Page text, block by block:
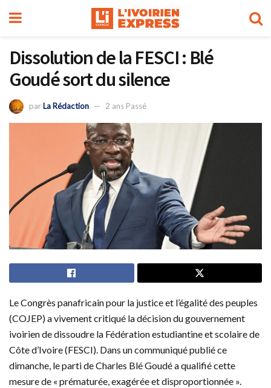
Dissolution de la FESCI : Blé
Goudé sort du silence
parLa Rédaction 2 ans Passé
Le Congrès panafricain pour la justice et l’égalité des peuples
(COJEP) a vivement critiqué la décision du gouvernement
ivoirien de dissoudre la Fédération estudiantine et scolaire de
Côte d’Ivoire (FESCI). Dans un communiqué publié ce
dimanche, le parti de Charles Blé Goudé a qualifié cette
mesure de « prématurée, exagérée et disproportionnée ».